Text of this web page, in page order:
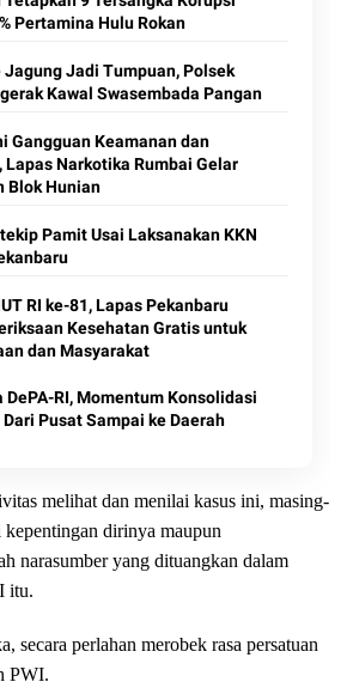
Pertamina Hulu Rokan
Jagung Jadi Tumpuan, Polsek
Kawal Swasembada Pangan
Gangguan Keamanan dan
Lapas Narkotika Rumbai Gelar
Blok Hunian
Pamit Usai Laksanakan KKN
RI ke-81, Lapas Pekanbaru
Kesehatan Gratis untuk
dan Masyarakat
DePA-RI, Momentum Konsolidasi
Pusat Sampai ke Daerah
melihat dan menilai kasus ini, masing-
dirinya maupun
narasumber yang dituangkan dalam
itu.
secara perlahan merobek rasa persatuan
PWI.